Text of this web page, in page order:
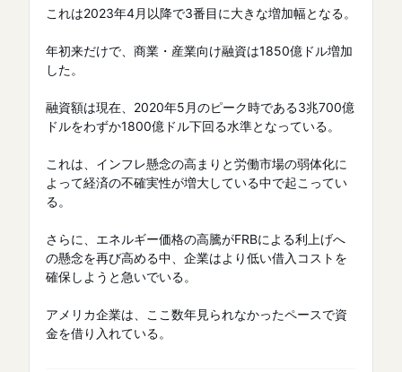
これは2023年4月以降で3番目に大きな増加幅となる。
年初来だけで、商業・産業向け融資は1850億ドル増加
した。
融資額は現在、2020年5月のピーク時である3兆700億
ドルをわずか1800億ドル下回る水準となっている。
これは、インフレ懸念の高まりと労働市場の弱体化に
よって経済の不確実性が増大している中で起こってい
る。
さらに、エネルギー価格の高騰がFRBによる利上げへ
の懸念を再び高める中、企業はより低い借入コストを
確保しようと急いでいる。
アメリカ企業は、ここ数年見られなかったペースで資
金を借り入れている。